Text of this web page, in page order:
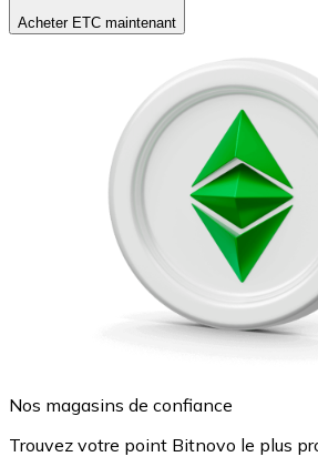
Acheter ETC maintenant
Nos magasins de confiance
Trouvez votre point Bitnovo le plus